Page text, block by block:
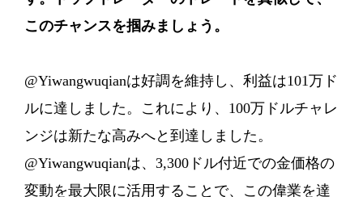
このチャンスを掴みましょう。
@Yiwangwuqianは好調を維持し、利益は101万ド
ルに達しました。これにより、100万ドルチャレ
ンジは新たな高みへと到達しました。
@Yiwangwuqianは、3,300ドル付近での金価格の
変動を最大限に活用することで、この偉業を達